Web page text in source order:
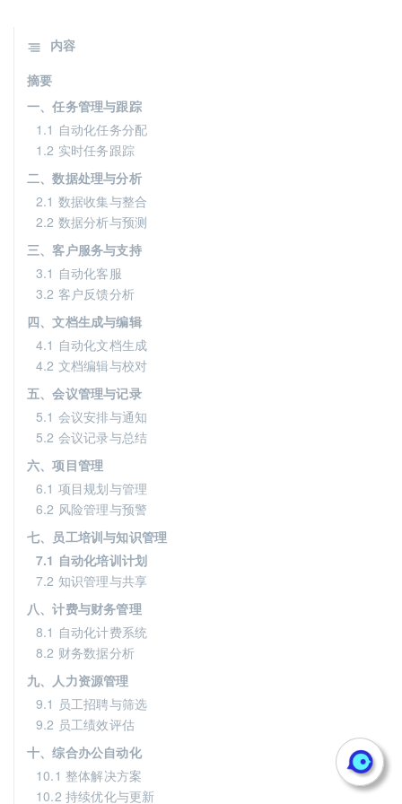
内容
摘要
一、任务管理与跟踪
1.1 自动化任务分配
1.2 实时任务跟踪
二、数据处理与分析
2.1 数据收集与整合
2.2 数据分析与预测
三、客户服务与支持
3.1 自动化客服
3.2 客户反馈分析
四、文档生成与编辑
4.1 自动化文档生成
4.2 文档编辑与校对
五、会议管理与记录
5.1 会议安排与通知
5.2 会议记录与总结
六、项目管理
6.1 项目规划与管理
6.2 风险管理与预警
七、员工培训与知识管理
7.1 自动化培训计划
7.2 知识管理与共享
八、计费与财务管理
8.1 自动化计费系统
8.2 财务数据分析
九、人力资源管理
9.1 员工招聘与筛选
9.2 员工绩效评估
十、综合办公自动化
10.1 整体解决方案
10.2 持续优化与更新